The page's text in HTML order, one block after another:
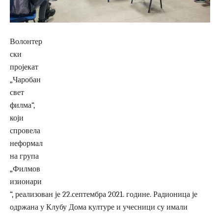
Волонтер
ски
пројекат
„Чаробан
свет
филма“,
који
спровела
неформал
на група
„Филмов
изионари
“, реализован је 22.септембра 2021. године. Радионица је
одржана у Клубу Дома културе и учесници су имали